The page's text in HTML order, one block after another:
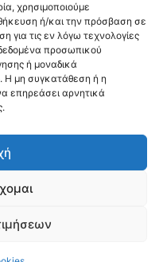
χρησιμοποιούμε
ή/και την πρόσβαση σε
τις εν λόγω τεχνολογίες
προσωπικού
ή μοναδικά
Η μη συγκατάθεση ή η
επηρεάσει αρνητικά
Έλατα
Πολιτική Προστασίας Προσωπικών